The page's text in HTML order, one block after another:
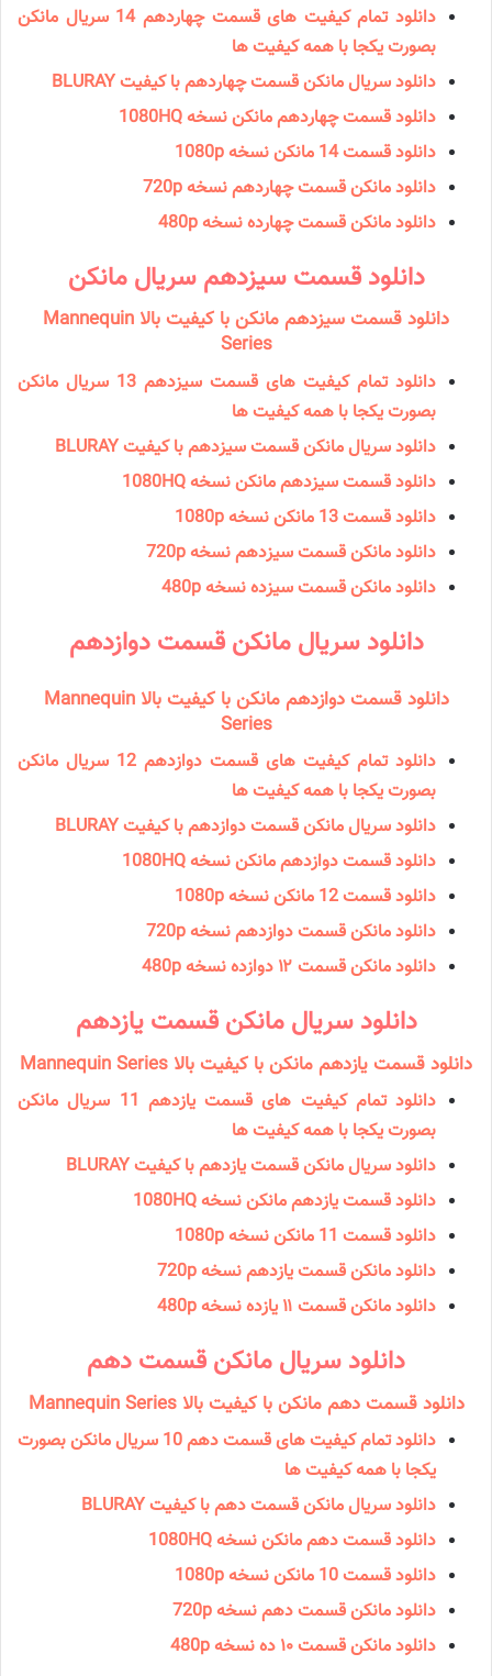
دانلود تمام کیفیت های قسمت چهاردهم 14 سریال مانکن
بصورت یکجا با همه کیفیت ها
دانلود سریال مانكن قسمت چهاردهم با کیفیت BLURAY
دانلود قسمت چهاردهم مانکن نسخه 1080HQ
دانلود قسمت 14 مانكن نسخه 1080p
دانلود مانكن قسمت چهاردهم نسخه 720p
دانلود مانكن قسمت چهارده نسخه 480p
دانلود قسمت سیزدهم سریال مانكن
دانلود قسمت سیزدهم مانکن با کیفیت بالا Mannequin
Series
دانلود تمام کیفیت های قسمت سیزدهم 13 سریال مانکن
بصورت یکجا با همه کیفیت ها
دانلود سریال مانكن قسمت سیزدهم با کیفیت BLURAY
دانلود قسمت سیزدهم مانکن نسخه 1080HQ
دانلود قسمت 13 مانكن نسخه 1080p
دانلود مانكن قسمت سیزدهم نسخه 720p
دانلود مانكن قسمت سیزده نسخه 480p
دانلود سریال مانكن قسمت دوازدهم
دانلود قسمت دوازدهم مانکن با کیفیت بالا Mannequin
Series
دانلود تمام کیفیت های قسمت دوازدهم 12 سریال مانکن
بصورت یکجا با همه کیفیت ها
دانلود سریال مانكن قسمت دوازدهم با کیفیت BLURAY
دانلود قسمت دوازدهم مانکن نسخه 1080HQ
دانلود قسمت 12 مانكن نسخه 1080p
دانلود مانكن قسمت دوازدهم نسخه 720p
دانلود مانكن قسمت ۱۲ دوازده نسخه 480p
دانلود سریال مانكن قسمت یازدهم
دانلود قسمت یازدهم مانکن با کیفیت بالا Mannequin Series
دانلود تمام کیفیت های قسمت یازدهم 11 سریال مانکن
بصورت یکجا با همه کیفیت ها
دانلود سریال مانكن قسمت یازدهم با کیفیت BLURAY
دانلود قسمت یازدهم مانکن نسخه 1080HQ
دانلود قسمت 11 مانكن نسخه 1080p
دانلود مانكن قسمت یازدهم نسخه 720p
دانلود مانكن قسمت ۱۱ یازده نسخه 480p
دانلود سریال مانكن قسمت دهم
دانلود قسمت دهم مانکن با کیفیت بالا Mannequin Series
دانلود تمام کیفیت های قسمت دهم 10 سریال مانکن بصورت
یکجا با همه کیفیت ها
دانلود سریال مانكن قسمت دهم با کیفیت BLURAY
دانلود قسمت دهم مانکن نسخه 1080HQ
دانلود قسمت 10 مانكن نسخه 1080p
دانلود مانكن قسمت دهم نسخه 720p
دانلود مانكن قسمت ۱۰ ده نسخه 480p